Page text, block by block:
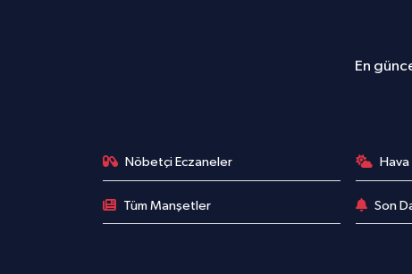
En
Nöbetçi Eczaneler
Tüm Manşetler Son